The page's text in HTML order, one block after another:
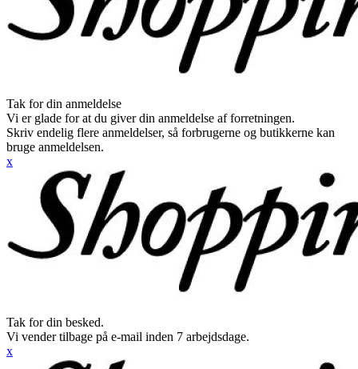
Tak for din anmeldelse
Vi er glade for at du giver din anmeldelse af forretningen.
Skriv endelig flere anmeldelser, så forbrugerne og butikkerne kan
bruge anmeldelsen.
x
Tak for din besked.
Vi vender tilbage på e-mail inden 7 arbejdsdage.
x